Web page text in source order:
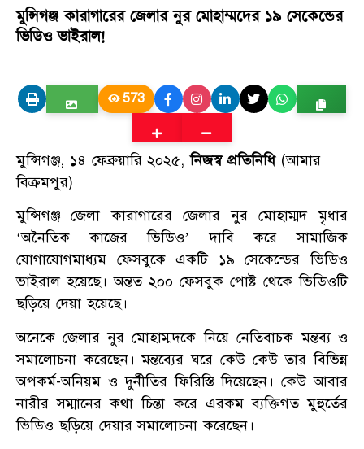
মুন্সিগঞ্জ কারাগারের জেলার নুর মোহাম্মদের ১৯ সেকেন্ডের
ভিডিও ভাইরাল!
573
মুন্সিগঞ্জ, ১৪ ফেব্রুয়ারি ২০২৫,নিজস্ব প্রতিনিধি (আমার
বিক্রমপুর)
মুন্সিগঞ্জ জেলা কারাগারের জেলার নুর মোহাম্মদ মৃধার
‘অনৈতিক কাজের ভিডিও’ দাবি করে সামাজিক
যোগাযোগমাধ্যম ফেসবুকে একটি ১৯ সেকেন্ডের ভিডিও
ভাইরাল হয়েছে। অন্তত ২০০ ফেসবুক পোষ্ট থেকে ভিডিওটি
ছড়িয়ে দেয়া হয়েছে।
অনেকে জেলার নুর মোহাম্মদকে নিয়ে নেতিবাচক মন্তব্য ও
সমালোচনা করেছেন। মন্তব্যের ঘরে কেউ কেউ তার বিভিন্ন
অপকর্ম-অনিয়ম ও দুর্নীতির ফিরিস্তি দিয়েছেন। কেউ আবার
নারীর সম্মানের কথা চিন্তা করে এরকম ব্যক্তিগত মুহুর্তের
ভিডিও ছড়িয়ে দেয়ার সমালোচনা করেছেন।